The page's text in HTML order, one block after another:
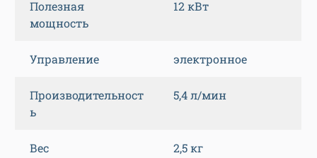
Полезная
мощность
12 кВт
Управление электронное
Производительност
ь
5,4 л/мин
Вес 2,5 кг